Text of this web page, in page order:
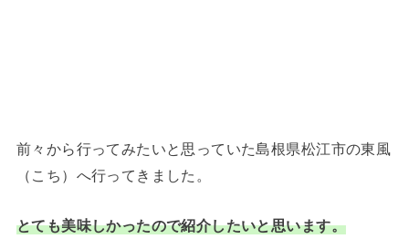
前々から行ってみたいと思っていた島根県松江市の東風
（こち）へ行ってきました。
とても美味しかったので紹介したいと思います。